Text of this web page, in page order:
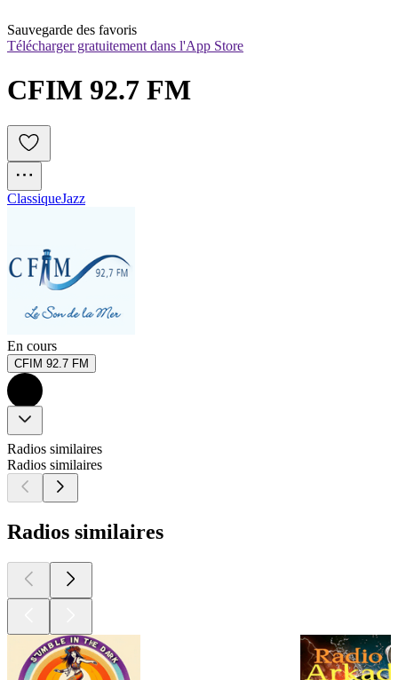
Sauvegarde des favoris
Télécharger gratuitement dans l'App Store
CFIM 92.7 FM
ClassiqueJazz
En cours
CFIM 92.7 FM
Radios similaires
Radios similaires
Radios similaires